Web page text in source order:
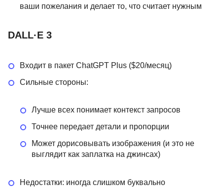
ваши пожелания и делает то, что считает нужным
DALL·E 3
Входит в пакет ChatGPT Plus ($20/месяц)
Сильные стороны:
Лучше всех понимает контекст запросов
Точнее передает детали и пропорции
Может дорисовывать изображения (и это не
выглядит как заплатка на джинсах)
Недостатки: иногда слишком буквально